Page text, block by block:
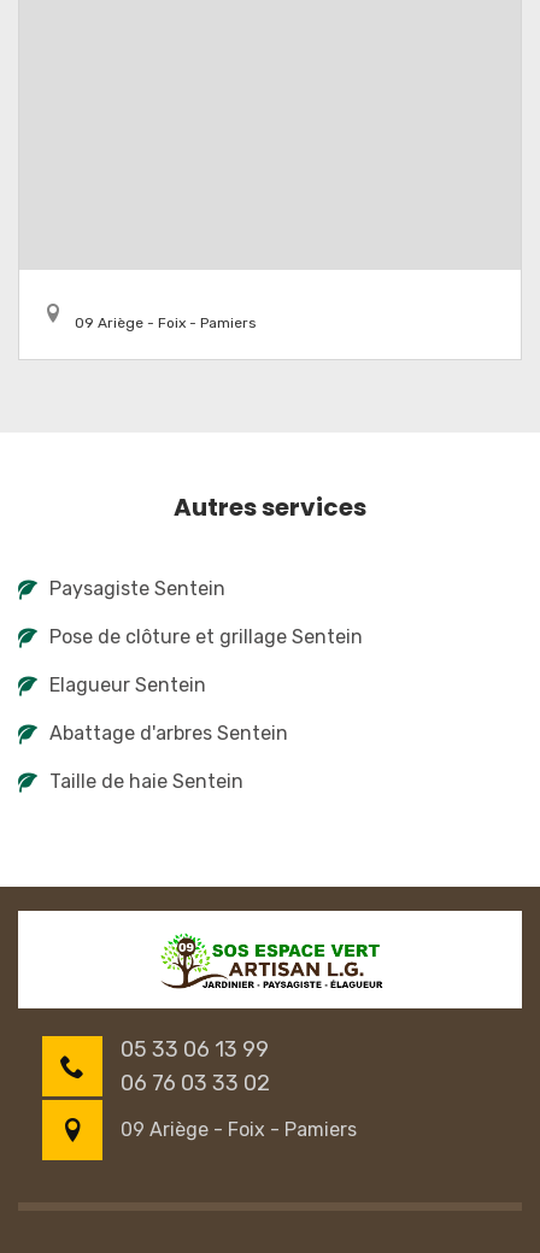
09 Ariège - Foix - Pamiers
Autres services
Paysagiste Sentein
Pose de clôture et grillage Sentein
Elagueur Sentein
Abattage d'arbres Sentein
Taille de haie Sentein
05 33 06 13 99
06 76 03 33 02
09 Ariège - Foix - Pamiers